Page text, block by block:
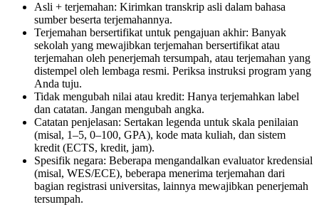
Asli + terjemahan: Kirimkan transkrip asli dalam bahasa
sumber beserta terjemahannya.
Terjemahan bersertifikat untuk pengajuan akhir: Banyak
sekolah yang mewajibkan terjemahan bersertifikat atau
terjemahan oleh penerjemah tersumpah, atau terjemahan yang
distempel oleh lembaga resmi. Periksa instruksi program yang
Anda tuju.
Tidak mengubah nilai atau kredit: Hanya terjemahkan label
dan catatan. Jangan mengubah angka.
Catatan penjelasan: Sertakan legenda untuk skala penilaian
(misal, 1–5, 0–100, GPA), kode mata kuliah, dan sistem
kredit (ECTS, kredit, jam).
Spesifik negara: Beberapa mengandalkan evaluator kredensial
(misal, WES/ECE), beberapa menerima terjemahan dari
bagian registrasi universitas, lainnya mewajibkan penerjemah
tersumpah.